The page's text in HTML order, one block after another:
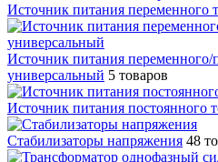
Источник питания переменного
Источник питания переменного/
универсальный 5 товаров
Источник питания постоянного
Стабилизаторы напряжения 48